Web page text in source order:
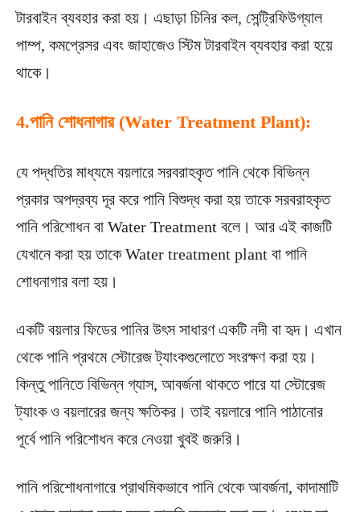
টারবাইন ব্যবহার করা হয়। এছাড়া চিনির কল, সেন্ট্রিফিউগ্যাল
পাম্প, কমপ্রেসর এবং জাহাজেও স্টিম টারবাইন ব্যবহার করা হয়ে
থাকে।
4.পানি শোধনাগার (Water Treatment Plant):
যে পদ্ধতির মাধ্যমে বয়লারে সরবরাহকৃত পানি থেকে বিভিন্ন
প্রকার অপদ্রব্য দূর করে পানি বিশুদ্ধ করা হয় তাকে সরবরাহকৃত
পানি পরিশােধন বা Water Treatment বলে। আর এই কাজটি
যেখানে করা হয় তাকে Water treatment plant বা পানি
শোধনাগার বলা হয়।
একটি বয়লার ফিডের পানির উৎস সাধারণ একটি নদী বা হৃদ। এখান
থেকে পানি প্রথমে স্টোরেজ ট্যাংকগুলোতে সংরক্ষণ করা হয়।
কিন্তু পানিতে বিভিন্ন গ্যাস, আবর্জনা থাকতে পারে যা স্টোরেজ
ট্যাংক ও বয়লারের জন্য ক্ষতিকর। তাই বয়লারে পানি পাঠানোর
পূর্বে পানি পরিশোধন করে নেওয়া খুবই জরুরি।
পানি পরিশোধনাগারে প্রাথমিকভাবে পানি থেকে আবর্জনা, কাদামাটি